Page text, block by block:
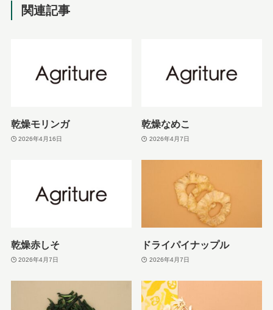
関連記事
乾燥モリンガ
2026年4月16日
乾燥なめこ
2026年4月7日
乾燥赤しそ
2026年4月7日
ドライパイナップル
2026年4月7日